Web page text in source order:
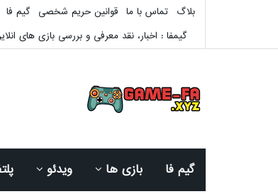
بلاگ تماس با ما قوانین حریم شخصی
گیم فا
گیمفا : اخبار، نقد معرفی و بررسی بازی های
گیم فا بازی ها ویدئو